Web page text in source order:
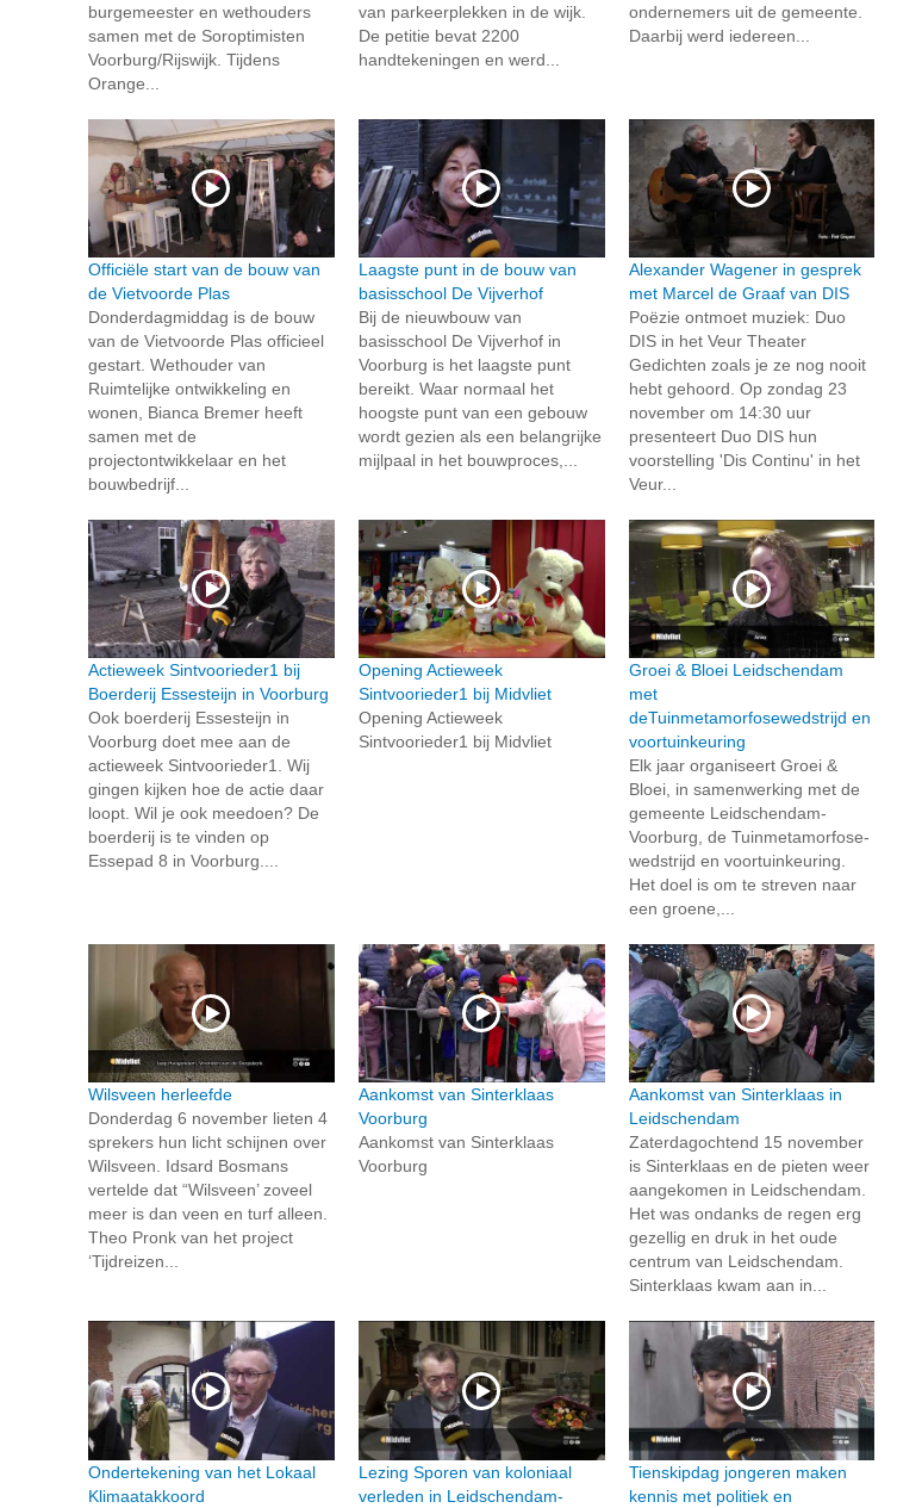
burgemeester en wethouders
samen met de Soroptimisten
Voorburg/Rijswijk. Tijdens
Orange...
van parkeerplekken in de wijk.
De petitie bevat 2200
handtekeningen en werd...
ondernemers uit de gemeente.
Daarbij werd iedereen...
Officiële start van de bouw van
de Vietvoorde Plas
Donderdagmiddag is de bouw
van de Vietvoorde Plas officieel
gestart. Wethouder van
Ruimtelijke ontwikkeling en
wonen, Bianca Bremer heeft
samen met de
projectontwikkelaar en het
bouwbedrijf...
Laagste punt in de bouw van
basisschool De Vijverhof
Bij de nieuwbouw van
basisschool De Vijverhof in
Voorburg is het laagste punt
bereikt. Waar normaal het
hoogste punt van een gebouw
wordt gezien als een belangrijke
mijlpaal in het bouwproces,...
Alexander Wagener in gesprek
met Marcel de Graaf van DIS
Poëzie ontmoet muziek: Duo
DIS in het Veur Theater
Gedichten zoals je ze nog nooit
hebt gehoord. Op zondag 23
november om 14:30 uur
presenteert Duo DIS hun
voorstelling 'Dis Continu' in het
Veur...
Actieweek Sintvoorieder1 bij
Boerderij Essesteijn in Voorburg
Ook boerderij Essesteijn in
Voorburg doet mee aan de
actieweek Sintvoorieder1. Wij
gingen kijken hoe de actie daar
loopt. Wil je ook meedoen? De
boerderij is te vinden op
Essepad 8 in Voorburg....
Opening Actieweek
Sintvoorieder1 bij Midvliet
Opening Actieweek
Sintvoorieder1 bij Midvliet
Groei & Bloei Leidschendam
met
deTuinmetamorfosewedstrijd en
voortuinkeuring
Elk jaar organiseert Groei &
Bloei, in samenwerking met de
gemeente Leidschendam-
Voorburg, de Tuinmetamorfose-
wedstrijd en voortuinkeuring.
Het doel is om te streven naar
een groene,...
Wilsveen herleefde
Donderdag 6 november lieten 4
sprekers hun licht schijnen over
Wilsveen. Idsard Bosmans
vertelde dat “Wilsveen’ zoveel
meer is dan veen en turf alleen.
Theo Pronk van het project
‘Tijdreizen...
Aankomst van Sinterklaas
Voorburg
Aankomst van Sinterklaas
Voorburg
Aankomst van Sinterklaas in
Leidschendam
Zaterdagochtend 15 november
is Sinterklaas en de pieten weer
aangekomen in Leidschendam.
Het was ondanks de regen erg
gezellig en druk in het oude
centrum van Leidschendam.
Sinterklaas kwam aan in...
Ondertekening van het Lokaal
Klimaatakkoord
Lezing Sporen van koloniaal
verleden in Leidschendam-
Tienskipdag jongeren maken
kennis met politiek en